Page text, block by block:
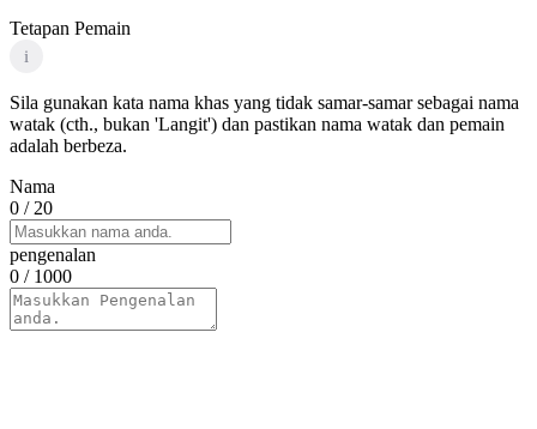
Tetapan Pemain
i
Sila gunakan kata nama khas yang tidak samar-samar sebagai nama
watak (cth., bukan 'Langit') dan pastikan nama watak dan pemain
adalah berbeza.
Nama
0 / 20
pengenalan
0 / 1000